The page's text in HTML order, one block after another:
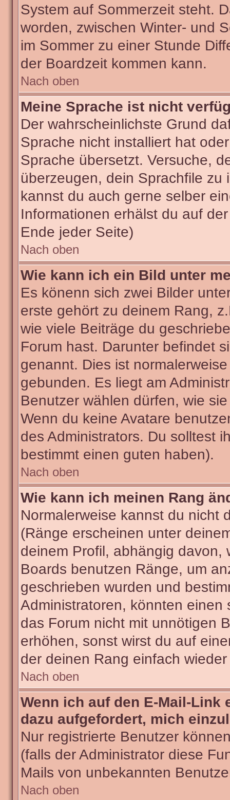
System auf Sommerzeit steht.
worden, zwischen Winter- und
im Sommer zu einer Stunde
der Boardzeit kommen kann.
Nach oben
Meine Sprache ist nicht
Der wahrscheinlichste Grund
Sprache nicht installiert hat
Sprache übersetzt. Versuche,
überzeugen, dein Sprachfile zu
kannst du auch gerne selber
Informationen erhälst du auf
Ende jeder Seite)
Nach oben
Wie kann ich ein Bild unter
Es könenn sich zwei Bilder
erste gehört zu deinem Rang,
wie viele Beiträge du
Forum hast. Darunter befindet
genannt. Dies ist
gebunden. Es liegt am
Benutzer wählen dürfen, wie
Wenn du keine Avatare
des Administrators. Du solltest
bestimmt einen guten haben).
Nach oben
Wie kann ich meinen Rang
Normalerweise kannst du nicht
(Ränge erscheinen unter
deinem Profil, abhängig
Boards benutzen Ränge, um
geschrieben wurden und
Administratoren, könnten
das Forum nicht mit unnötigen
erhöhen, sonst wirst du auf
der deinen Rang einfach
Nach oben
Wenn ich auf den E-Mail-
dazu aufgefordert, mich
Nur registrierte Benutzer
(falls der Administrator diese
Mails von unbekannten
Nach oben